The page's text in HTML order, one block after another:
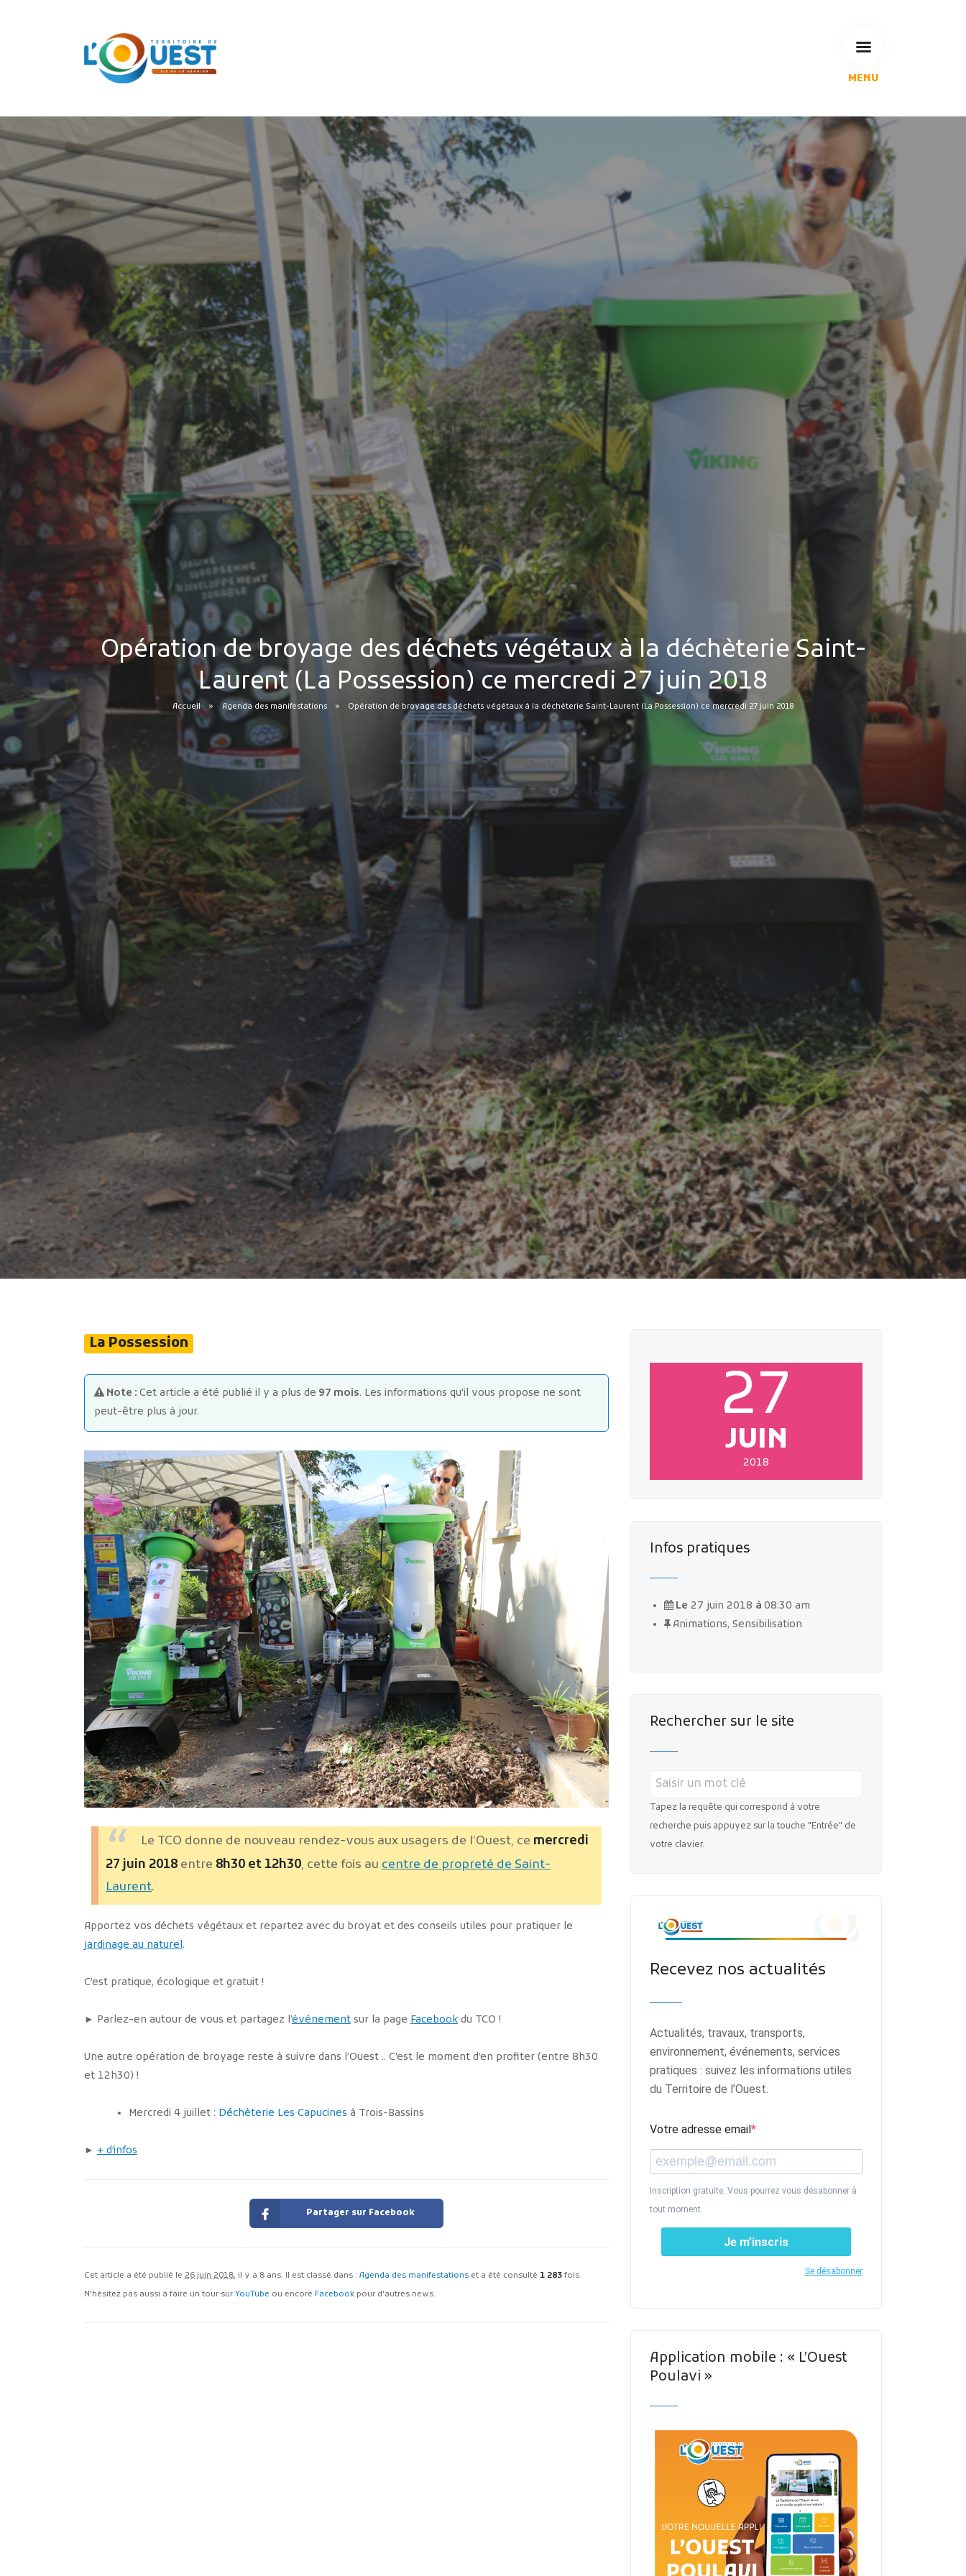
MENU
Espace Habitant
Espace Pro
Espace Pédagogique
RECHERCHE
CALENDRIERS DE COLLECTE
MES DÉMARCHES
Projets financés par l'Europe
Opération de broyage des déchets végétaux à la déchèterie Saint-
Laurent (La Possession) ce mercredi 27 juin 2018
Accueil Agenda des manifestations Opération de broyage des déchets végétaux à la déchèterie Saint-Laurent (La Possession) ce mercredi 27 juin 2018
La Possession
Note : Cet article a été publié il y a plus de 97 mois. Les informations qu'il vous propose ne sont
peut-être plus à jour.
Le TCO donne de nouveau rendez-vous aux usagers de l’Ouest, ce mercredi
27 juin 2018 entre 8h30 et 12h30, cette fois au centre de propreté de Saint-
Laurent.
Apportez vos déchets végétaux et repartez avec du broyat et des conseils utiles pour pratiquer le
jardinage au naturel.
C’est pratique, écologique et gratuit !
► Parlez-en autour de vous et partagez l’événement sur la page Facebook du TCO !
Une autre opération de broyage reste à suivre dans l’Ouest .. C’est le moment d’en profiter (entre 8h30
et 12h30) !
Mercredi 4 juillet : Déchèterie Les Capucines à Trois-Bassins
► + d’infos
Partager sur Facebook
Cet article a été publié le 26 juin 2018, il y a 8 ans. Il est classé dans : Agenda des manifestations et a été consulté 1 283 fois.
N'hésitez pas aussi à faire un tour sur YouTube ou encore Facebook pour d'autres news.
27
JUIN
2018
Infos pratiques
Le 27 juin 2018 à 08:30 am
Animations, Sensibilisation
Rechercher sur le site
Tapez la requête qui correspond à votre
recherche puis appuyez sur la touche "Entrée" de
votre clavier.
Recevez nos actualités
Actualités, travaux, transports,
environnement, événements, services
pratiques : suivez les informations utiles
du Territoire de l’Ouest.
Votre adresse email
Inscription gratuite. Vous pourrez vous désabonner à
tout moment.
Je m’inscris
Se désabonner
Application mobile : « L’Ouest
Poulavi »